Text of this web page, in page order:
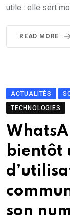
utile : elle sert
READ MORE
ACTUALITÉS
TECHNOLOGIES
bientôt
son